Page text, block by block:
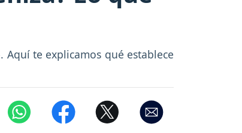
te explicamos qué establece